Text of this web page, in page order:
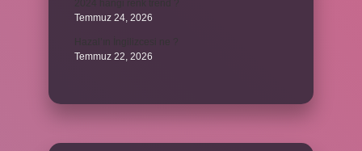
Temmuz 24, 2026
Temmuz 22, 2026